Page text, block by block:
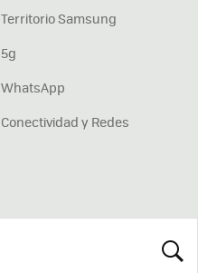
Territorio Samsung
5g
WhatsApp
Conectividad y Redes